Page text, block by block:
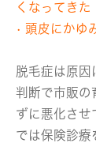
くなってきた
• 頭皮にかゆ
脱毛症は原因
判断で市販の
ずに悪化させ
では保険診療